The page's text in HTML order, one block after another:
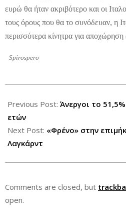
ευρώ θα ήταν ακριβότερο και οι
τους όρους που θα το συνόδευαν, η
περισσότερα κίνητρα για
Spirospero
07-
13
Previous Post: Άνεργοι το
ετών
Next Post: «Φρένο» στην
Λαγκάρντ
Comments are closed, but
open.